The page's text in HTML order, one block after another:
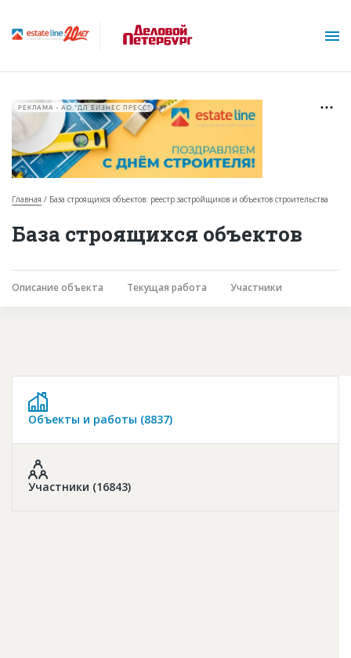
Горячие объекты
Инвестпроекты
Платные услуги
Пресс-релизы
Контакты
РЕКЛАМА • АО "ДП БИЗНЕС ПРЕСС"
Главная База строящихся объектов: реестр застройщиков и объектов строительства
База строящихся объектов
Описание объекта Текущая работа Участники
Объекты и работы (8837)
Участники (16843)